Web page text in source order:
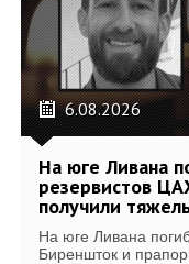
6.08.2026
На юге Ливана
резервистов
получили
На юге Ливана
Биреншток и